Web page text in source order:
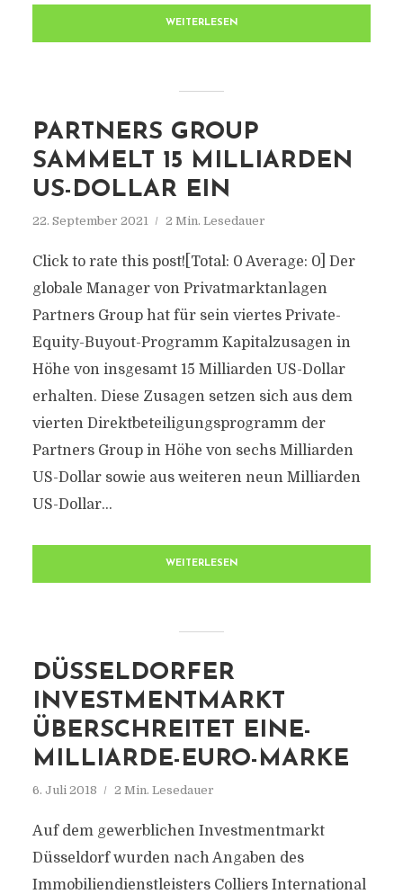
WEITERLESEN
PARTNERS GROUP
SAMMELT 15 MILLIARDEN
US-DOLLAR EIN
22. September 2021 2 Min. Lesedauer
Click to rate this post![Total: 0 Average: 0] Der
globale Manager von Privatmarktanlagen
Partners Group hat für sein viertes Private-
Equity-Buyout-Programm Kapitalzusagen in
Höhe von insgesamt 15 Milliarden US-Dollar
erhalten. Diese Zusagen setzen sich aus dem
vierten Direktbeteiligungsprogramm der
Partners Group in Höhe von sechs Milliarden
US-Dollar sowie aus weiteren neun Milliarden
US-Dollar...
WEITERLESEN
DÜSSELDORFER
INVESTMENTMARKT
ÜBERSCHREITET EINE-
MILLIARDE-EURO-MARKE
6. Juli 2018 2 Min. Lesedauer
Auf dem gewerblichen Investmentmarkt
Düsseldorf wurden nach Angaben des
Immobiliendienstleisters Colliers International